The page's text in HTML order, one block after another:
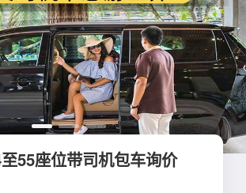
55座位带司机包车询价